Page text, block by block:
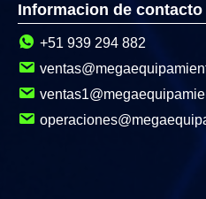
Informacion de contacto
+51 939 294 882